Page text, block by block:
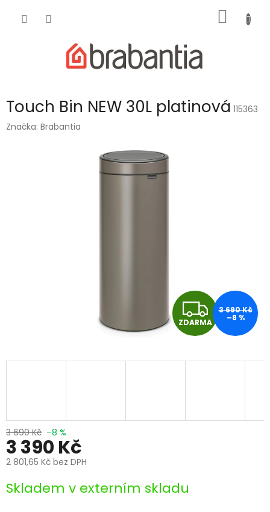
KOŠÍK
Touch Bin NEW 30L platinová 115363
Značka: Brabantia
Z
D
A
ZDARMA
3 690 Kč
–8 %
3 690 Kč –8 %
3 390 Kč
2 801,65 Kč bez DPH
cena:
Skladem v externím skladu